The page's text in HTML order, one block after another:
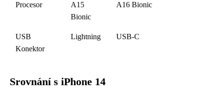
Procesor
A15
Bionic
A16 Bionic
USB
Konektor
Lightning USB-C
Srovnání s iPhone 14